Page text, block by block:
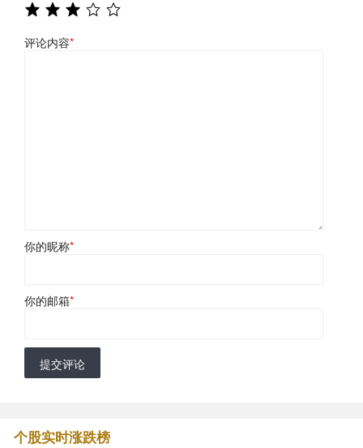
评论内容*
你的昵称*
你的邮箱*
提交评论
个股实时涨跌榜